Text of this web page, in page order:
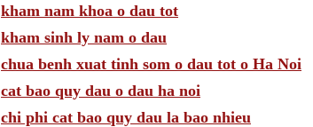
kham nam khoa o dau tot
kham sinh ly nam o dau
chua benh xuat tinh som o dau tot o Ha Noi
cat bao quy dau o dau ha noi
chi phi cat bao quy dau la bao nhieu